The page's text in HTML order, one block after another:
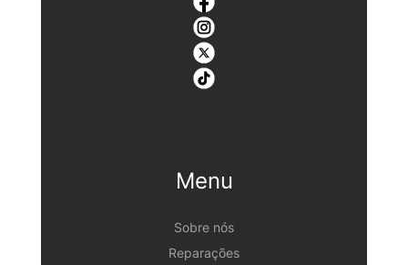
Menu
Sobre nós
Reparações